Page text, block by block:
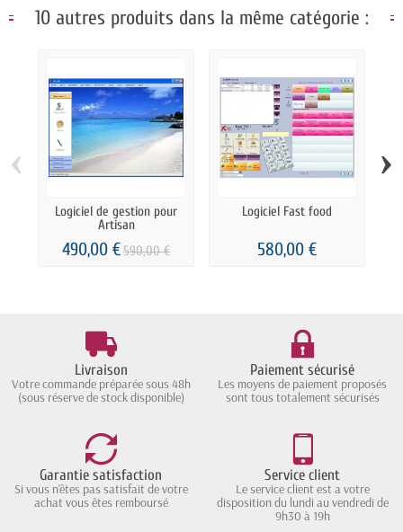
10 autres produits dans la même catégorie :
Logiciel de gestion pour
Artisan
490,00 €590,00 €
Logiciel Fast food
580,00 €
‹ ›
Livraison
Votre commande préparée sous 48h
(sous réserve de stock disponible)
Paiement sécurisé
Les moyens de paiement proposés
sont tous totalement sécurisés
Garantie satisfaction
Si vous n'êtes pas satisfait de votre
achat vous êtes remboursé
Service client
Le service client est a votre
disposition du lundi au vendredi de
9h30 à 19h